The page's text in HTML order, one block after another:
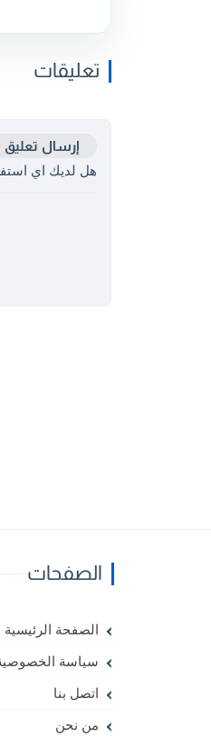
تعليقات
إرسال تعليق
هل لديك اي
الصفحات
الصفحة الرئيسية
سياسة
اتصل بنا
من نحن